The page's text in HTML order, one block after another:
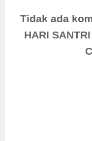
Tidak ada
HARI